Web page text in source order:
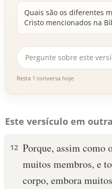
Quais são os diferentes
Cristo mencionados na
Resta 1 conversa hoje
Este versículo em
12 Porque, assim como
muitos membros, e
corpo, embora